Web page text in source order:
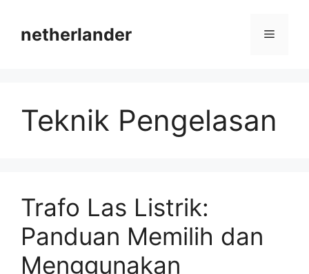
contentnetherlander Menu
Teknik Pengelasan
Trafo Las Listrik:
Panduan Memilih dan
Menggunakan